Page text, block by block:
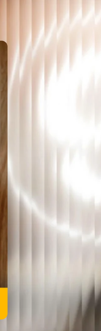
VÀ PHÒNG
UỐNG RƯỢU
GIẢI THÍCH
RƯỢU SẠCH
ANDEHIT
RƯỢU & SỨC